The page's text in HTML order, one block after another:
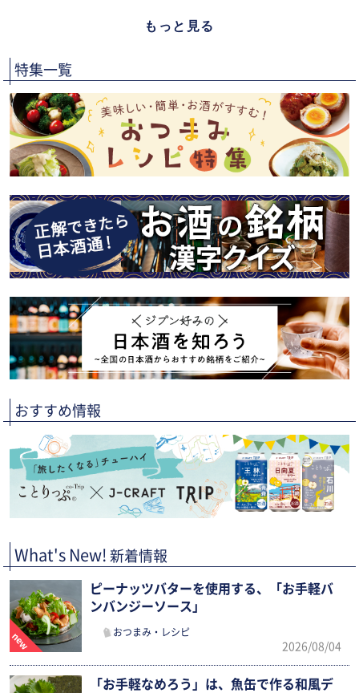
もっと見る
特集一覧
おすすめ情報
What's New! 新着情報
ピーナッツバターを使用する、「お手軽バ
ンバンジーソース」
おつまみ・レシピ
2026/08/04
「お手軽なめろう」は、魚缶で作る和風デ